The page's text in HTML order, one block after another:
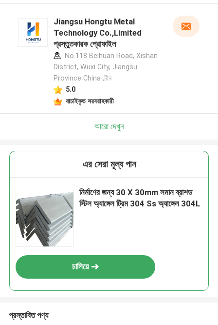
Jiangsu Hongtu Metal
Technology Co.,Limited
প্রস্তুতকারক প্রোফাইল
No.118 Beihuan Road, Xishan
District, Wuxi City, Jiangsu
Province China ,চীন
5.0
যাচাইকৃত সরবরাহকারী
আরো দেখুন
এর সেরা মূল্য পান
নির্মাণের জন্য 30 X 30mm সমান ব্রাশড
স্টিল অ্যাঙ্গেল ট্রিম 304 Ss অ্যাঙ্গেল 304L
চালিয়ে
প্রস্তাবিত পণ্য